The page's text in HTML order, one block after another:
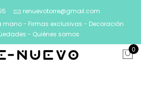
renuevotorre@gmail.com
mano - Firmas exclusivas - Decoración
- Quiénes somos
0